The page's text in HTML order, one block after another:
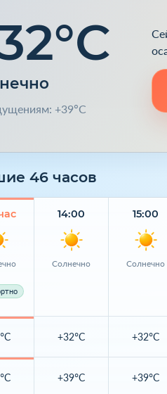
+39°C
46 часов
14:00
Солнечно
+32°C
+39°C
15:00
Солнечно
+32°C
+39°C